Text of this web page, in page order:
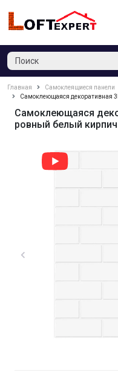
Главная
Самоклеящиеся панели
Самоклеющаяся декоративная
Самоклеющаяся
ровный белый